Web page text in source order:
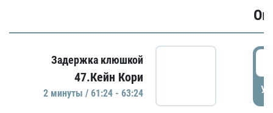
Задержка клюшкой
47.Кейн Кори
2 минуты / 61:24 - 63:24